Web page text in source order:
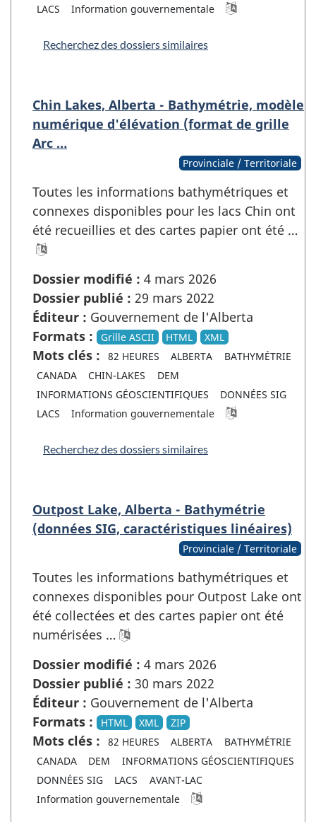
LACS
Information gouvernementale
Recherchez des dossiers similaires
Chin Lakes, Alberta - Bathymétrie, modèle
numérique d'élévation (format de grille
Arc …
Provinciale / Territoriale
Toutes les informations bathymétriques et
connexes disponibles pour les lacs Chin ont
été recueillies et des cartes papier ont été …
Dossier modifié : 4 mars 2026
Dossier publié : 29 mars 2022
Éditeur : Gouvernement de l'Alberta
Formats :
Grille ASCII HTML XML
Mots clés : 82 HEURES ALBERTA
BATHYMÉTRIE
CANADA
CHIN-LAKES
DEM
INFORMATIONS GÉOSCIENTIFIQUES
DONNÉES SIG
LACS
Information gouvernementale
Recherchez des dossiers similaires
Outpost Lake, Alberta - Bathymétrie
(données SIG, caractéristiques linéaires)
Provinciale / Territoriale
Toutes les informations bathymétriques et
connexes disponibles pour Outpost Lake ont
été collectées et des cartes papier ont été
numérisées …
Dossier modifié : 4 mars 2026
Dossier publié : 30 mars 2022
Éditeur : Gouvernement de l'Alberta
Formats :
HTML XML ZIP
Mots clés : 82 HEURES ALBERTA
BATHYMÉTRIE
CANADA
DEM
INFORMATIONS GÉOSCIENTIFIQUES
DONNÉES SIG
LACS
AVANT-LAC
Information gouvernementale